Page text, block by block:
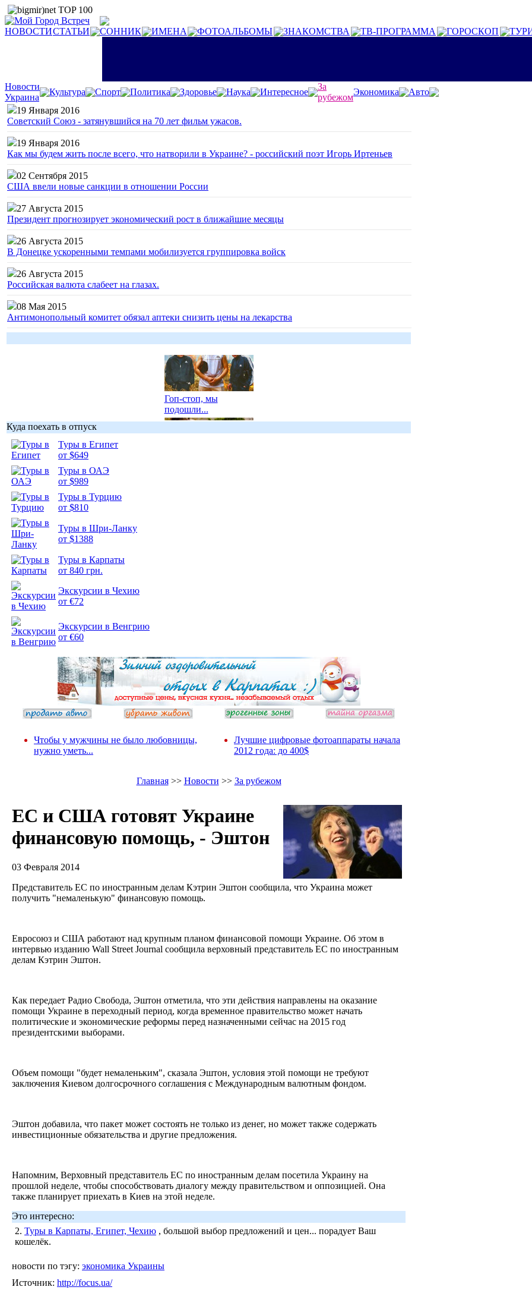
НОВОСТИСТАТЬИ СОННИК ИМЕНА ФОТОАЛЬБОМЫ ЗНАКОМСТВА ТВ-ПРОГРАММА ГОРОСКОП
Новости
Украина
Культура Спорт Политика Здоровье Наука Интересное
За
рубежом
Экономика
Авто
19 Января 2016
Советский Союз - затянувшийся на 70 лет фильм ужасов.
19 Января 2016
Как мы будем жить после всего, что натворили в Украине? - российский поэт Игорь Иртеньев
02 Сентября 2015
США ввели новые санкции в отношении России
27 Августа 2015
Президент прогнозирует экономический рост в ближайшие месяцы
26 Августа 2015
В Донецке ускоренными темпами мобилизуется группировка войск
26 Августа 2015
Российская валюта слабеет на глазах.
08 Мая 2015
Антимонопольный комитет обязал аптеки снизить цены на лекарства
Гоп-стоп, мы
подошли...
Куда поехать в отпуск
Туры в Египет
от $649
Туры в ОАЭ
от $989
Туры в Турцию
от $810
Туры в Шри-Ланку
от $1388
Туры в Карпаты
от 840 грн.
Экскурсии в Чехию
от €72
Экскурсии в Венгрию
от €60
Чтобы у мужчины не было любовницы,
нужно уметь...
Лучшие цифровые фотоаппараты начала
2012 года: до 400$
Главная>> Новости >> За рубежом
ЕС и США готовят Украине
финансовую помощь, - Эштон
03 Февраля 2014
Представитель ЕС по иностранным делам Кэтрин Эштон сообщила, что Украина может
получить "немаленькую" финансовую помощь.
Евросоюз и США работают над крупным планом финансовой помощи Украине. Об этом в
интервью изданию Wall Street Journal сообщила верховный представитель ЕС по иностранным
делам Кэтрин Эштон.
Как передает Радио Свобода, Эштон отметила, что эти действия направлены на оказание
помощи Украине в переходный период, когда временное правительство может начать
политические и экономические реформы перед назначенными сейчас на 2015 год
президентскими выборами.
Объем помощи "будет немаленьким", сказала Эштон, условия этой помощи не требуют
заключения Киевом долгосрочного соглашения с Международным валютным фондом.
Эштон добавила, что пакет может состоять не только из денег, но может также содержать
инвестиционные обязательства и другие предложения.
Напомним, Верховный представитель ЕС по иностранным делам посетила Украину на
прошлой неделе, чтобы способствовать диалогу между правительством и оппозицией. Она
также планирует приехать в Киев на этой неделе.
Это интересно:
2. Туры в Карпаты, Египет, Чехию , большой выбор предложений и цен... порадует Ваш
кошелёк.
новости по тэгу: экономика Украины
Источник: http://focus.ua/